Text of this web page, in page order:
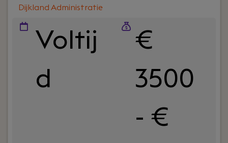
Dijkland Administratie
Voltij
d
€
3500
- €